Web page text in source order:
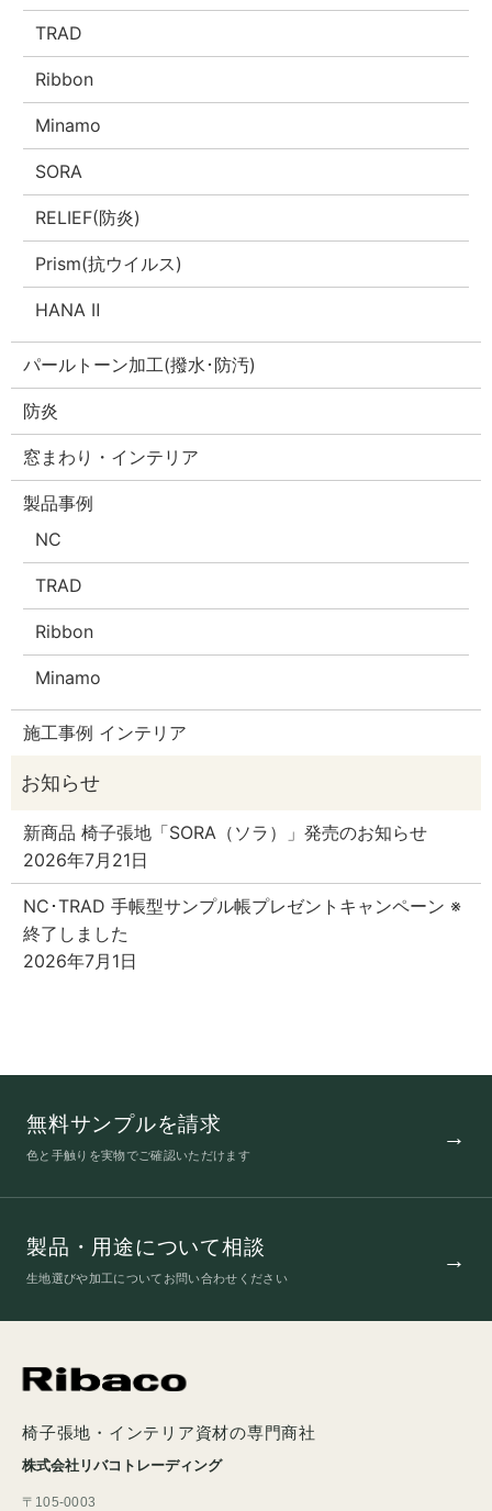
TRAD
Ribbon
Minamo
SORA
RELIEF(防炎)
Prism(抗ウイルス)
HANA Ⅱ
パールトーン加工(撥水･防汚)
防炎
窓まわり・インテリア
製品事例
NC
TRAD
Ribbon
Minamo
施工事例 インテリア
新商品 椅子張地「SORA（ソラ）」発売のお知らせ
2026年7月21日
NC･TRAD 手帳型サンプル帳プレゼントキャンペーン ※
終了しました
2026年7月1日
無料サンプルを請求
色と手触りを実物でご確認いただけます
製品・用途について相談
生地選びや加工についてお問い合わせください
椅子張地・インテリア資材の専門商社
株式会社リバコトレーディング
〒105-0003